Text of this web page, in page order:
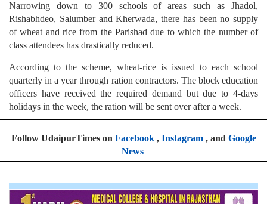
Narrowing down to 300 schools of areas such as Jhadol,
Rishabhdeo, Salumber and Kherwada, there has been no supply
of wheat and rice from the Parishad due to which the number of
class attendees has drastically reduced.
According to the scheme, wheat-rice is issued to each school
quarterly in a year through ration contractors. The block education
officers have received the required demand but due to 4-days
holidays in the week, the ration will be sent over after a week.
Follow UdaipurTimes on Facebook, Instagram, and Google
News